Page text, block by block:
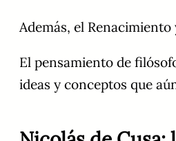
Además, el
El pensamiento de
ideas y conceptos que